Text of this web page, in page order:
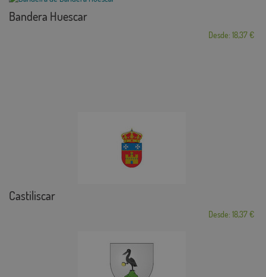
Bandera Huescar
Desde: 18,37 €
Castiliscar
Desde: 18,37 €